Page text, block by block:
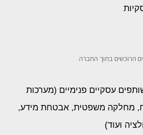
הרוכשים בתוך החברה
עסקיים פנימיים (מערכות
מחלקה משפטית, אבטחת מידע,
ועוד)